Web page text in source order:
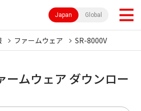
Japan Global
ファームウェア SR-8000V
ームウェア ダウンロー